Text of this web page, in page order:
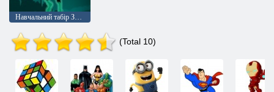
Навчальний табір Зелений ліхтар
(Total 10)